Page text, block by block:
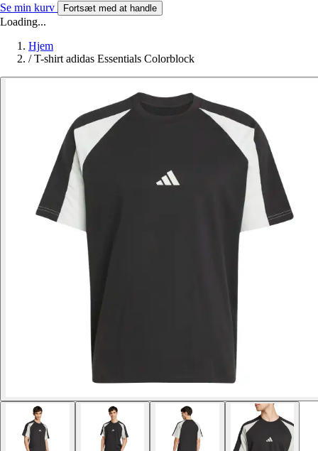
Se min kurv Fortsæt med at handle
Loading...
Hjem
/ T-shirt adidas Essentials Colorblock